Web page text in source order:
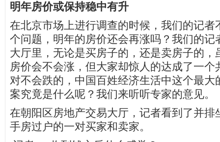
明年房价或保持稳中有升
在北京市场上进行调查的时候，我们的记者
个问题，明年的房价还会再涨吗？我们的记
大厅里，无论是买房子的，还是卖房子的，
房价会不会涨，但大家却惊人的达成了一个
对不会跌的，中国百姓经济生活中这个最大
案究竟是什么呢？我们来听听专家的意见。
在朝阳区房地产交易大厅，记者看到了并排
手房过户的一对买家和卖家。